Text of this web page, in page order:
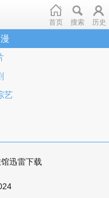
首页 搜索 历史
艺
迅雷下载